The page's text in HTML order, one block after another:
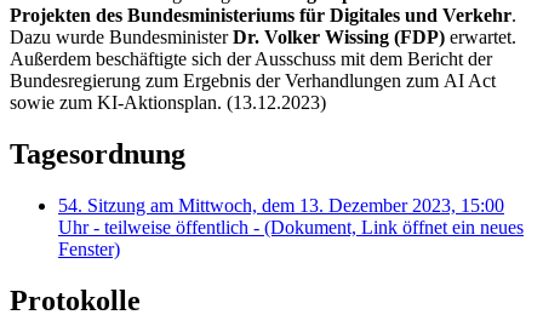
Projekten des Bundesministeriums für Digitales und Verkehr.
Dazu wurde BundesministerDr. Volker Wissing (FDP) erwartet.
Außerdem beschäftigte sich der Ausschuss mit dem Bericht der
Bundesregierung zum Ergebnis der Verhandlungen zum AI Act
sowie zum KI-Aktionsplan. (13.12.2023)
Tagesordnung
54. Sitzung am Mittwoch, dem 13. Dezember 2023, 15:00
Uhr - teilweise öffentlich - (Dokument, Link öffnet ein neues
Fenster)
Protokolle